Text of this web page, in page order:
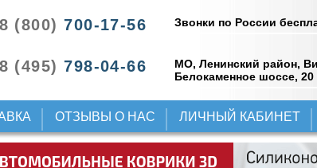
8 (800) 700-17-56
8 (495) 798-04-66
Звонки по России
МО, Ленинский район,
Белокаменное шоссе, 20
ОТЗЫВЫ О НАС ЛИЧНЫЙ КАБИНЕТ